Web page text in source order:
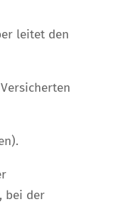
leitet den
bei der